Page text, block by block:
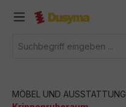
springen
MÖBEL UND AUSSTATTUNG